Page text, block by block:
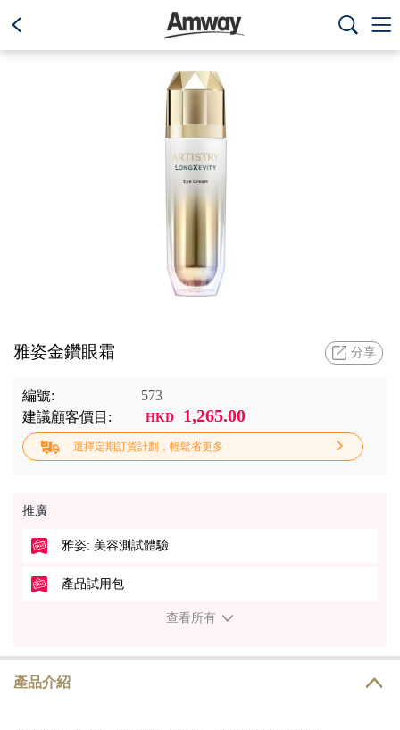
 

雅姿金鑽眼霜 分享
編號:
573
建議顧客價目:
HKD 1,265.00
選擇定期訂貨計劃，輕鬆省更多
推廣
雅姿: 美容測試體驗
產品試用包
查看所有
產品介紹